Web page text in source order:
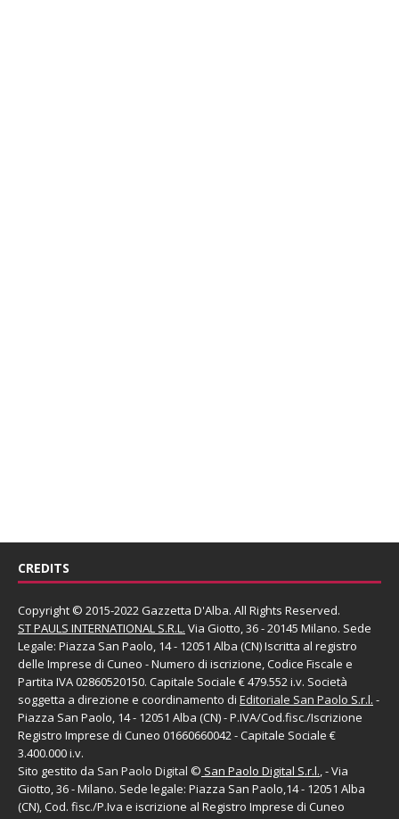
CREDITS
Copyright © 2015-2022 Gazzetta D'Alba. All Rights Reserved.
ST PAULS INTERNATIONAL S.R.L. Via Giotto, 36 - 20145 Milano. Sede
Legale: Piazza San Paolo, 14 - 12051 Alba (CN) Iscritta al registro
delle Imprese di Cuneo - Numero di iscrizione, Codice Fiscale e
Partita IVA 02860520150. Capitale Sociale € 479.552 i.v. Società
soggetta a direzione e coordinamento di Editoriale San Paolo S.r.l. -
Piazza San Paolo, 14 - 12051 Alba (CN) - P.IVA/Cod.fisc./Iscrizione
Registro Imprese di Cuneo 01660660042 - Capitale Sociale €
3.400.000 i.v.
Sito gestito da San Paolo Digital © San Paolo Digital S.r.l., - Via
Giotto, 36 - Milano. Sede legale: Piazza San Paolo,14 - 12051 Alba
(CN), Cod. fisc./P.Iva e iscrizione al Registro Imprese di Cuneo